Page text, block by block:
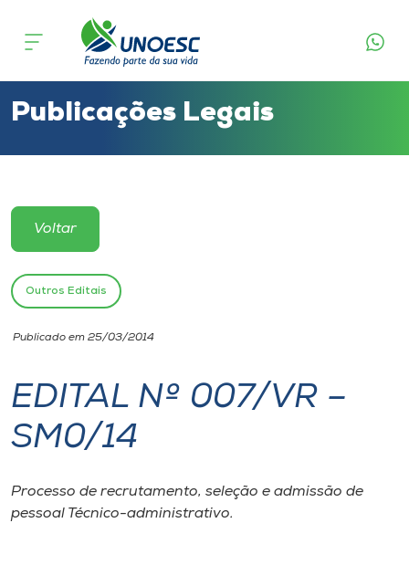
Cursos
Atendimento ao Estudante
Portal de Ensino
Unoesc
Internacionalização
I.nova
Diplomados
Publicações Legais
Voltar
Outros Editais
Publicado em 25/03/2014
EDITAL Nº 007/VR –
SM0/14
Processo de recrutamento, seleção e admissão de
pessoal Técnico-administrativo.